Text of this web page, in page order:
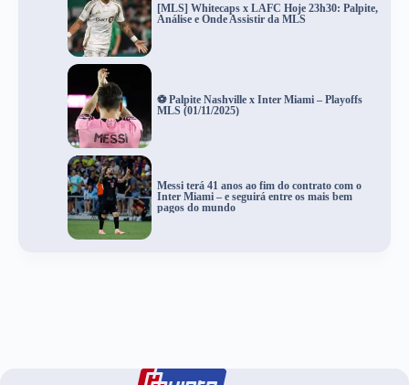
[MLS] Whitecaps x LAFC Hoje 23h30: Palpite,
Análise e Onde Assistir da MLS
⚽ Palpite Nashville x Inter Miami – Playoffs
MLS (01/11/2025)
Messi terá 41 anos ao fim do contrato com o
Inter Miami – e seguirá entre os mais bem
pagos do mundo